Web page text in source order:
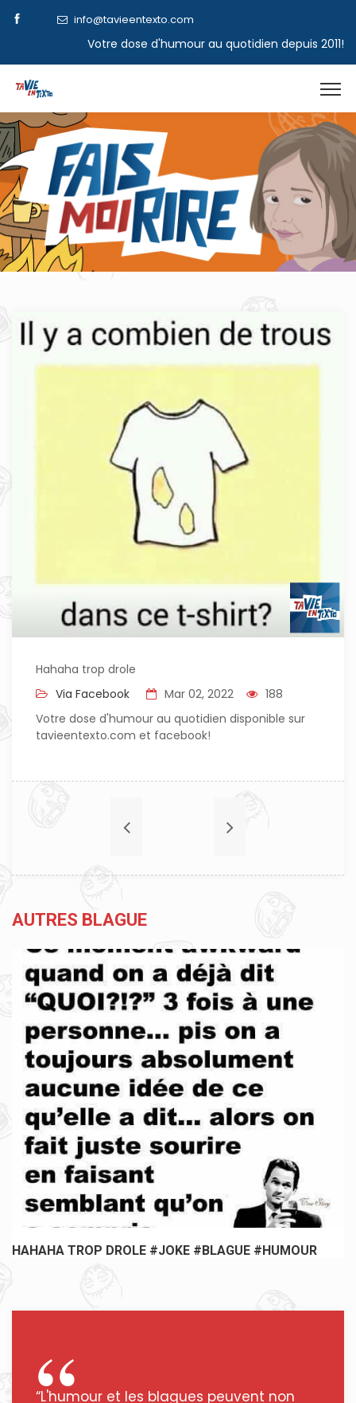
info@tavieentexto.com
Votre dose d'humour au quotidien depuis 2011!
Hahaha trop drole
Via Facebook
Mar 02, 2022
188
Votre dose d'humour au quotidien disponible sur
tavieentexto.com et facebook!
AUTRES BLAGUE
HAHAHA TROP DROLE #JOKE #BLAGUE #HUMOUR
“L'humour et les blagues peuvent non